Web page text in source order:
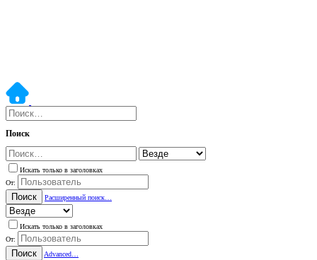
Поиск
Искать только в заголовках
От:
Поиск Расширенный поиск…
Искать только в заголовках
От:
Поиск
Advanced…